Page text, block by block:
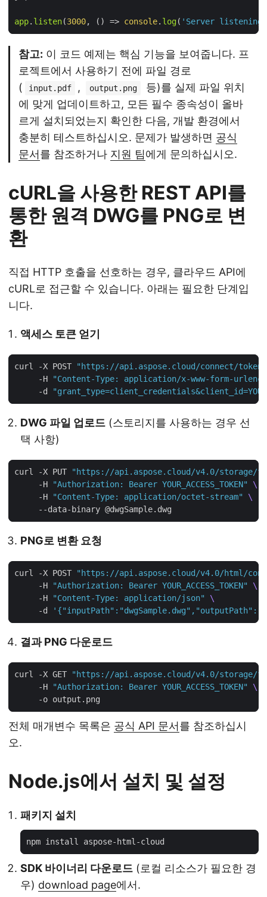
app. listen(3000, () => console. log( 'Server listening
참고: 이 코드 예제는 핵심 기능을 보여줍니다. 프
로젝트에서 사용하기 전에 파일 경로
(
input.pdf , output.png
등)를 실제 파일 위치
에 맞게 업데이트하고, 모든 필수 종속성이 올바
르게 설치되었는지 확인한 다음, 개발 환경에서
충분히 테스트하십시오. 문제가 발생하면 공식
문서를 참조하거나 지원 팀에게 문의하십시오.
cURL을 사용한 REST API를
통한 원격 DWG를 PNG로 변
환
직접 HTTP 호출을 선호하는 경우, 클라우드 API에
cURL로 접근할 수 있습니다. 아래는 필요한 단계입
니다.
액세스 토큰 얻기
curl -X POST
"https://api.aspose.cloud/connect/token"
     -H
"Content-Type: application/x-www-form-
     -d
DWG 파일 업로드 (스토리지를 사용하는 경우 선
택 사항)
curl -X PUT
"https://api.aspose.cloud/v4.0/storage/
     -H
"Authorization: Bearer YOUR_ACCESS_TOKEN"
     -H
"Content-Type: application/octet-stream"
PNG로 변환 요청
curl -X POST
"https://api.aspose.cloud/v4.0/html/
     -H
"Authorization: Bearer YOUR_ACCESS_TOKEN"
     -H
"Content-Type: application/json"
     -d
결과 PNG 다운로드
curl -X GET
"https://api.aspose.cloud/v4.0/storage/
     -H
"Authorization: Bearer YOUR_ACCESS_TOKEN"
전체 매개변수 목록은 공식 API 문서를 참조하십시
오.
Node.js에서 설치 및 설정
패키지 설치
SDK 바이너리 다운로드 (로컬 리소스가 필요한 경
우) download page에서.